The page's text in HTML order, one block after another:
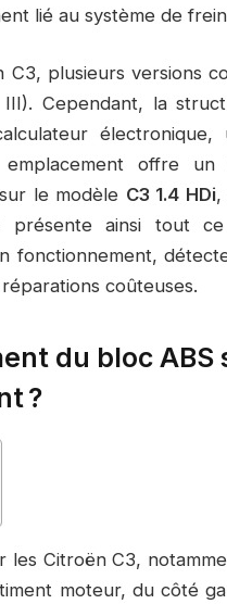
lié au système de
C3, plusieurs versions
Cependant, la
offre
le modèle C3 1.4 HDi,
présente ainsi tout
fonctionnement,
coûteuses.
du bloc
?
les Citroën C3,
moteur, du côté